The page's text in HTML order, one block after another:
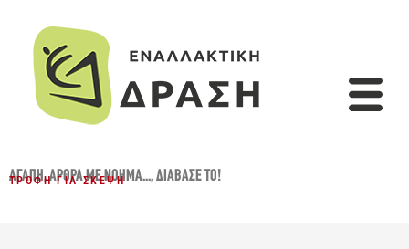
ΑΓΆΠΗ,ΆΡΘΡΑ ΜΕ ΝΌΗΜΑ...,ΔΙΆΒΑΣΈ ΤΟ!
ΤΡΟΦΉ ΓΙΑ ΣΚΈΨΗ